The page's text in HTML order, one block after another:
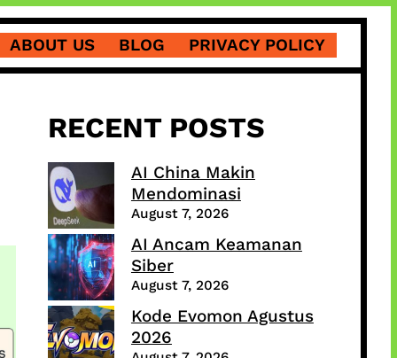
ABOUT US BLOG PRIVACY POLICY
RECENT POSTS
AI China Makin
Mendominasi
August 7, 2026
AI Ancam Keamanan
Siber
August 7, 2026
Kode Evomon Agustus
2026